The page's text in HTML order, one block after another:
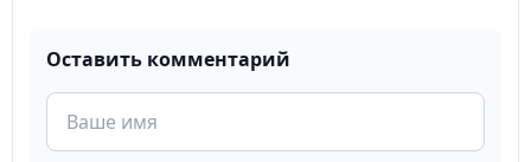
Оставить комментарий